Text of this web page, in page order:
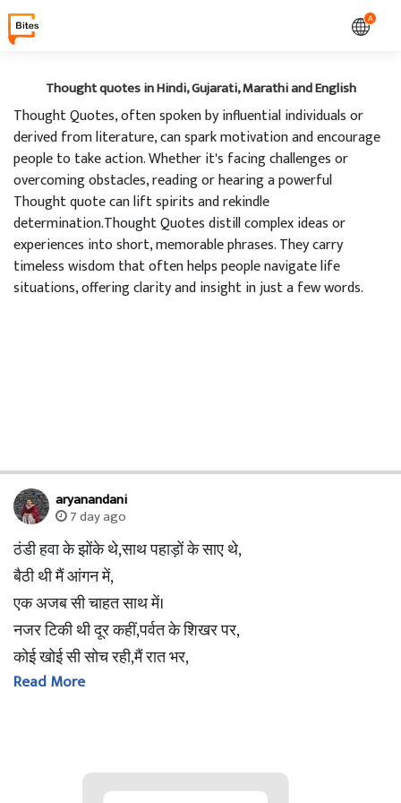
A
Thought quotes in Hindi, Gujarati, Marathi and English
Thought Quotes, often spoken by influential individuals or
derived from literature, can spark motivation and encourage
people to take action. Whether it's facing challenges or
overcoming obstacles, reading or hearing a powerful
Thought quote can lift spirits and rekindle
determination.Thought Quotes distill complex ideas or
experiences into short, memorable phrases. They carry
timeless wisdom that often helps people navigate life
situations, offering clarity and insight in just a few words.
aryanandani
7 day ago
ठंडी हवा के झोंके थे,साथ पहाड़ों के साए थे,
बैठी थी मैं आंगन में,
एक अजब सी चाहत साथ में।
नजर टिकी थी दूर कहीं,पर्वत के शिखर पर,
कोई खोई सी सोच रही,मैं रात भर,
बस रात भर।चांद की वो रोशनी थी,तारों का वो घेरा था
मां बोलो,क्या छुपा है उस शिखर पर?
मां हंसकर बोली—
Read More